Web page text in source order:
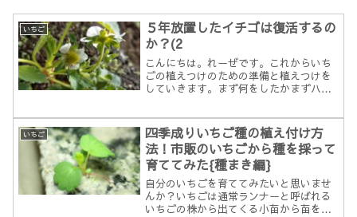
いちご
５年放置したイチゴは復活するの
か？(2
こんにちは。れーぜです。これからいち
ごの植えつけのための準備と植えつけを
していきます。まず何をしたかまずハウ
モトモト小さいハウスが出来上がってい
る状態で、ビニールを設置すればいい状
態だったので特に作ったこ...
いちご
四季成りいちご種の植え付け方
法！市販のいちごから種を採って
育ててみた{種まき編}
自分のいちごを育ててみたいと思いませ
んか？いちごは通常ランナーと呼ばれる
いちごの株から出てくる小苗から苗を作